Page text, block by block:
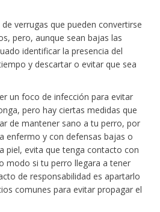
verrugas que pueden convertirse
pero, aunque sean bajas las
identificar la presencia del
y descartar o evitar que sea
un foco de infección para evitar
pero hay ciertas medidas que
de mantener sano a tu perro, por
enfermo y con defensas bajas o
piel, evita que tenga contacto con
modo si tu perro llegara a tener
de responsabilidad es apartarlo
comunes para evitar propagar el